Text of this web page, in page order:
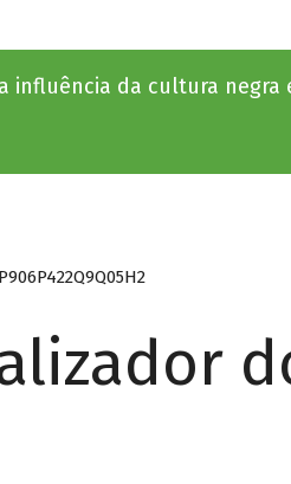
influência da cultura negra